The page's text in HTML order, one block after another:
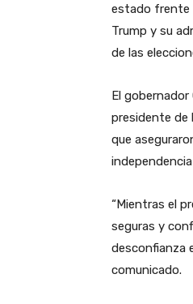
estado frente
Trump y su
de las
El
presidente de
que
“Mientras el
seguras y
desconfianza
comunicado.